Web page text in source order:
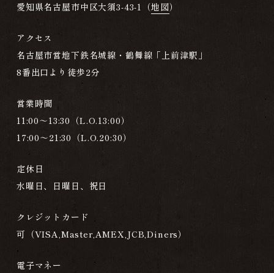
愛知県名古屋市中区大須3-43-1（地図）
アクセス
名古屋市営地下鉄名城線・鶴舞線 「上前津駅」
8番出口より徒歩2分
営業時間
11:00～13:30（L.O.13:00）
17:00～21:30（L.O.20:30）
定休日
水曜日、日曜日、祝日
クレジットカード
可（VISA,Master,AMEX,JCB,Diners）
電子マネー